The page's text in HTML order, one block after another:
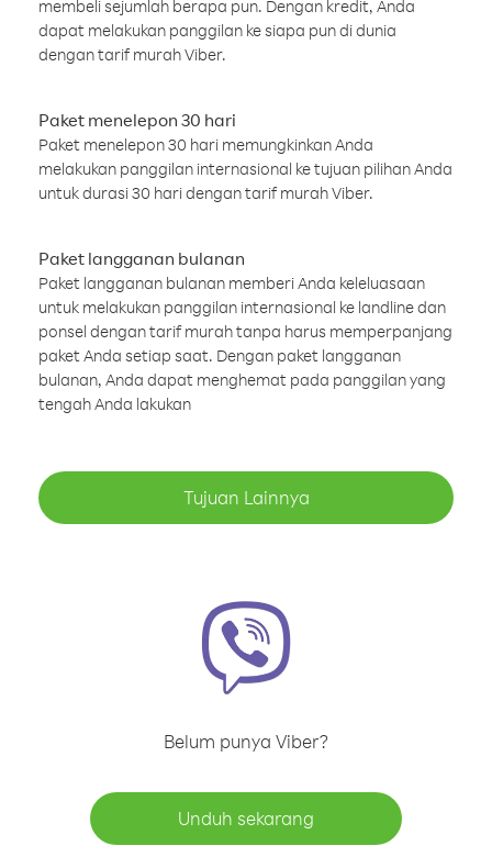
membeli sejumlah berapa pun. Dengan kredit, Anda
dapat melakukan panggilan ke siapa pun di dunia
dengan tarif murah Viber.
Paket menelepon 30 hari
Paket menelepon 30 hari memungkinkan Anda
melakukan panggilan internasional ke tujuan pilihan Anda
untuk durasi 30 hari dengan tarif murah Viber.
Paket langganan bulanan
Paket langganan bulanan memberi Anda keleluasaan
untuk melakukan panggilan internasional ke landline dan
ponsel dengan tarif murah tanpa harus memperpanjang
paket Anda setiap saat. Dengan paket langganan
bulanan, Anda dapat menghemat pada panggilan yang
tengah Anda lakukan
Tujuan Lainnya
Belum punya Viber?
Unduh sekarang